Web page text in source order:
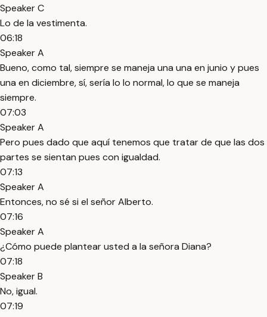
Speaker C
Lo de la vestimenta.
06:18
Speaker A
Bueno, como tal, siempre se maneja una una en junio y pues
una en diciembre, sí, sería lo lo normal, lo que se maneja
siempre.
07:03
Speaker A
Pero pues dado que aquí tenemos que tratar de que las dos
partes se sientan pues con igualdad.
07:13
Speaker A
Entonces, no sé si el señor Alberto.
07:16
Speaker A
¿Cómo puede plantear usted a la señora Diana?
07:18
Speaker B
No, igual.
07:19